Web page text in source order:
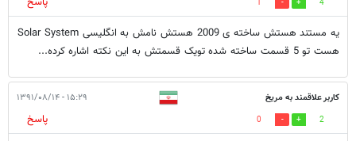
4
1
یه مستند هستش ساخته ی 2009 هستش نامش به انگلیسی Solar System
هست تو 5 قسمت ساخته شده تویک قسمتش به این نکته اشاره کرده...
کاربر علاقمند به مریخ ۱۵:۲۹ - ۱۳۹۱/۰۸/۱۴
2
0
پاسخ